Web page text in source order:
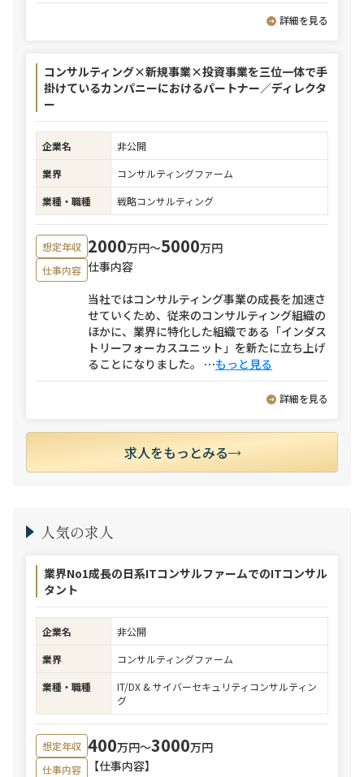
詳細を見る
コンサルティング×新規事業×投資事業を三位一体で手
掛けているカンパニーにおけるパートナー／ディレクタ
ー
企業名
非公開
業界
コンサルティングファーム
業種・職種
戦略コンサルティング
想定年収 2000万円〜5000万円
仕事内容 仕事内容
当社ではコンサルティング事業の成長を加速さ
せていくため、従来のコンサルティング組織の
ほかに、業界に特化した組織である「インダス
トリーフォーカスユニット」を新たに立ち上げ
ることになりました。 ⋯もっと見る
詳細を見る
求人をもっとみる
人気の求人
業界No1成長の日系ITコンサルファームでのITコンサル
タント
企業名
非公開
業界
コンサルティングファーム
業種・職種
IT/DX & サイバーセキュリティコンサルティン
グ
想定年収 400万円〜3000万円
仕事内容
【仕事内容】